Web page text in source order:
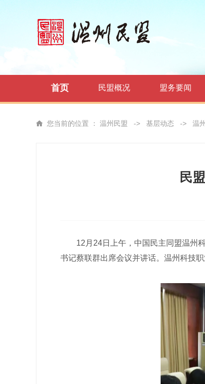
首页 民盟概况 盟务要闻
您当前的位置 ： 温州民盟 -> 基层动态 -> 温
民
12月24日上午，中国民主同盟温州科
书记蔡联群出席会议并讲话。温州科技